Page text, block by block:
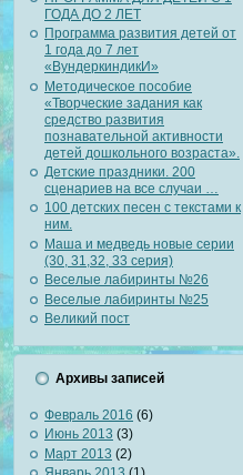
ГОДА ДО 2 ЛЕТ
Программа развития детей от
1 года до 7 лет
«ВундеркиндикИ»
Методическое пособие
«Творческие задания как
средство развития
познавательной активности
детей дошкольного возраста».
Детские праздники. 200
сценариев на все случаи …
100 детских песен с текстами к
ним.
Маша и медведь новые серии
(30, 31,32, 33 серия)
Веселые лабиринты №26
Веселые лабиринты №25
Великий пост
Архивы записей
Февраль 2016 (6)
Июнь 2013 (3)
Март 2013 (2)